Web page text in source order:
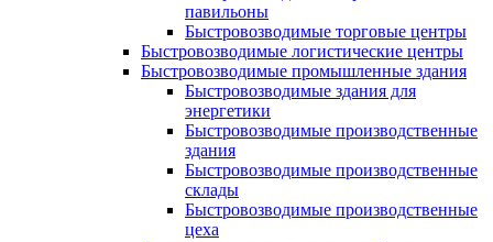
павильоны
Быстровозводимые торговые центры
Быстровозводимые логистические центры
Быстровозводимые промышленные здания
Быстровозводимые здания для
энергетики
Быстровозводимые производственные
здания
Быстровозводимые производственные
склады
Быстровозводимые производственные
цеха